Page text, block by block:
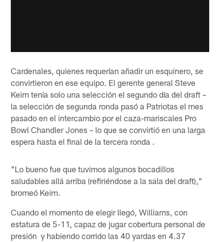
Cardenales, quienes requerían añadir un esquinero, se
convirtieron en ese equipo. El gerente general Steve
Keim tenía solo una selección el segundo día del draft –
la selección de segunda ronda pasó a Patriotas el mes
pasado en el intercambio por el caza-mariscales Pro
Bowl Chandler Jones – lo que se convirtió en una larga
espera hasta el final de la tercera ronda .
"Lo bueno fue que tuvimos algunos bocadillos
saludables allá arriba (refiriéndose a la sala del draft),"
bromeó Keim.
Cuando el momento de elegir llegó, Williams, con
estatura de 5-11, capaz de jugar cobertura personal de
presión y habiendo corrido las 40 yardas en 4.37